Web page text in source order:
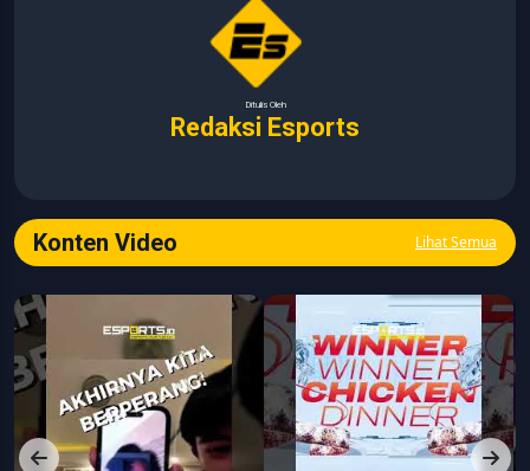
Ditulis Oleh
Redaksi Esports
Konten Video Lihat Semua